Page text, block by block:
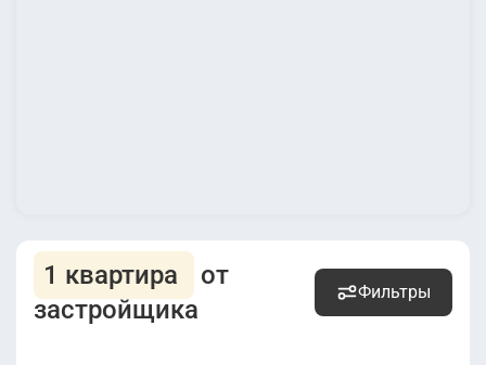
1 квартира
от
застройщика
Фильтры